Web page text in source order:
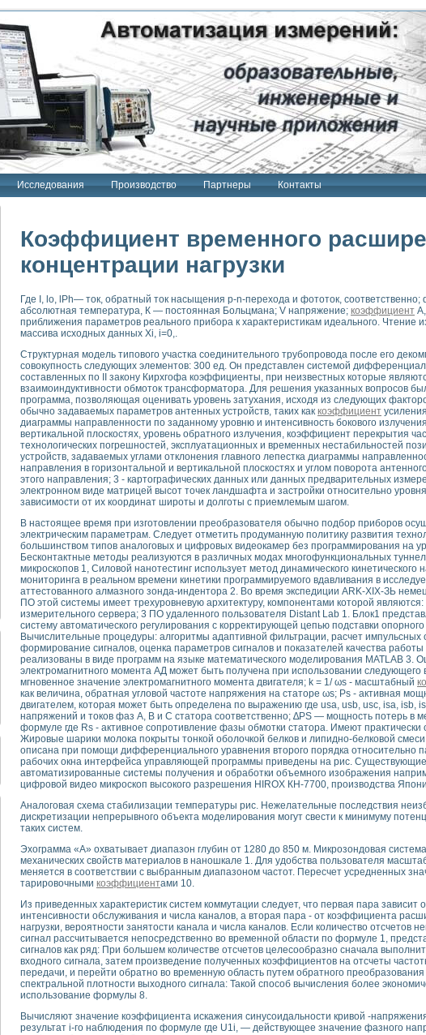
Исследования Производство Партнеры Контакты
"Сигнал-USB"
Интроскан
система
USB"
терапии серии СКАН
тензометрия и т.п.)
измерения параметров дизельных двигателей типа В-46
тяговых электродвигателей электровоза на базе устройств National Instruments
инструментов
элементной базы машин
module для моделирования электромагнитных процессов с целью отладки систем
скорости подвижного состава для тренажера машиниста состава
исследований в гиперзвуковых аэродинамических трубах
Nl SCXI для ультразвуковых контрольно-измерительных систем
сварных швов металлоконструкций
зрения в составе системы управления движением экраноплана
системы для лабораторных испытаний материалов методом акустической эмиссии
комплекс аппаратуры для определения тепловых и электрических характеристик и
процессов ДВС в динамических режимах
систем передачи данных
для исследования АЧХ и ФЧХ активных фильтров
для исследования параметров двухполюсников резонансным методом
операционных усилителей с применением аппаратно-программных средств
на основе цифровой обработки выборок мгновенных значений
выравнивания электрических каналов
компенсации эхо-сигналов
математического моделирования сверхширокополосного стробоскопического
измерителя ВАХ фотоэлементов на базе виртуальных средств измерений
генератора сигналов - имитатора джиттера и измерителя параметров джиттера
исследование линейных антенн и антенных решеток в учебной лаборатории
модуля с высоким разрешением для создания SPICE- модели импульсного сигнала
радиолокационного сигнала и его FFT анализ в программной среде Lab VIEW 7.1
уравнений состояния для исследования переходных процессов в среде LabVIEW
стенда для измерения относительного остаточного электросопротивления (RRR)
построения картины возбуждения комбинационных колебаний в пространстве Ван
показателей качества электрической энергии
управления источником питания PSP 2010 фирмы GW INSTEK
амперных характеристик солнечных модулей на базе USB-6008
нано-, фемто-, биотехнологии и мехатроника
по измерению временных характеристик реверсивных сред
комплекс на базе LabVIEW для исследования наноструктур
и оптимизации тепловой обработки биопродуктов с применением современных
функциональных возможностей алгоритма полигармонической экстраполяции
экономичного виртуального полярографа на основе платы USB 6008 в среде
макрочастиц в упорядоченных плазменно-пылевых структурах
Коэффициент временного
концентрации нагрузки
Где I, lo, lPh— ток, обратный ток насыщения p-n-перехода и фототок,
абсолютная температура, К — постоянная Больцмана; V напряжение; коэффициент
приближения параметров реального прибора к характеристикам идеального. Чтение
массива исходных данных Xi, i=0,.
Структурная модель типового участка соединительного трубопровода после его
совокупность следующих элементов: 300 ед. Он представлен системой
составленных по II закону Кирхгофа коэффициенты, при неизвестных которые
взаимоиндуктивности обмоток трансформатора. Для решения указанных вопросов
программа, позволяющая оценивать уровень затухания, исходя из следующих
обычно задаваемых параметров антенных устройств, таких как коэффициент
диаграммы направленности по заданному уровню и интенсивность бокового
вертикальной плоскостях, уровень обратного излучения, коэффициент перекрытия
технологических погрешностей, эксплуатационных и временных нестабильностей
устройств, задаваемых углами отклонения главного лепестка диаграммы
направления в горизонтальной и вертикальной плоскостях и углом поворота
этого направления; 3 - картографических данных или данных предварительных
электронном виде матрицей высот точек ландшафта и застройки относительно
зависимости от их координат широты и долготы с приемлемым шагом.
В настоящее время при изготовлении преобразователя обычно подбор приборов
электрическим параметрам. Следует отметить продуманную политику развития
большинством типов аналоговых и цифровых видеокамер без программирования на
Бесконтактные методы реализуются в различных модах многофункциональных
микроскопов 1, Силовой нанотестинг использует метод динамического кинетического
мониторинга в реальном времени кинетики программируемого вдавливания в
аттестованного алмазного зонда-индентора 2. Во время экспедиции ARK-XIX-ЗЬ
ПО этой системы имеет трехуровневую архитектуру, компонентами которой
измерительного сервера; 3 ПО удаленного пользователя Distant Lab 1. Блок1
систему автоматического регулирования с корректирующей цепью подставки
Вычислительные процедуры: алгоритмы адаптивной фильтрации, расчет импульсных
формирование сигналов, оценка параметров сигналов и показателей качества
реализованы в виде программ на языке математического моделирования MATLAB 3.
электромагнитного момента АД может быть получена при использовании следующего
мгновенное значение электромагнитного момента двигателя; k = 1/ ωs - масштабный
как величина, обратная угловой частоте напряжения на статоре ωs; Ps - активная
двигателем, которая может быть определена по выражению где usa, usb, usc, isa, isb,
напряжений и токов фаз А, В и С статора соответственно; ∆PS — мощность потерь в
формуле где Rs - активное сопротивление фазы обмотки статора. Имеют практически
Жировые шарики молока покрыты тонкой оболочкой белков и липидно-белковой
описана при помощи дифференциального уравнения второго порядка относительно
рабочих окна интерфейса управляющей программы приведены на рис.
автоматизированные системы получения и обработки объемного изображения
цифровой видео микроскоп высокого разрешения HIROX КН-7700, производства
Аналоговая схема стабилизации температуры рис. Нежелательные последствия
дискретизации непрерывного объекта моделирования могут свести к минимуму
таких систем.
Эхограмма «А» охватывает диапазон глубин от 1280 до 850 м. Микрозондовая
механических свойств материалов в наношкале 1. Для удобства пользователя
меняется в соответствии с выбранным диапазоном частот. Пересчет усредненных
тарировочными коэффициентами 10.
Из приведенных характеристик систем коммутации следует, что первая пара зависит
интенсивности обслуживания и числа каналов, а вторая пара - от коэффициента
нагрузки, вероятности занятости канала и числа каналов. Если количество отсчетов
сигнал рассчитывается непосредственно во временной области по формуле 1,
сигналов как ряд: При большем количестве отсчетов целесообразно сначала
входного сигнала, затем произведение полученных коэффициентов на отсчеты
передачи, и перейти обратно во временную область путем обратного
спектральной плотности выходного сигнала: Такой способ вычисления более
использование формулы 8.
Вычисляют значение коэффициента искажения синусоидальности кривой -
результат i-го наблюдения по формуле где U1i, — действующее значение фазного